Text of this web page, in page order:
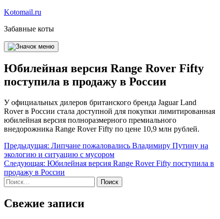
Перейти
содержимому
Kotomail.ru
Забавные коты
Юбилейная версия Range Rover Fifty
поступила в продажу в России
У официальных дилеров британского бренда Jaguar Land
Rover в России стала доступной для покупки лимитированная
юбилейная версия полноразмерного премиального
внедорожника Range Rover Fifty по цене 10,9 млн рублей.
Навигация
по
записям
Предыдущая: Липчане пожаловались Владимиру Путину на
экологию и ситуацию с мусором
Следующая: Юбилейная версия Range Rover Fifty поступила в
продажу в России
Найти:
Свежие записи